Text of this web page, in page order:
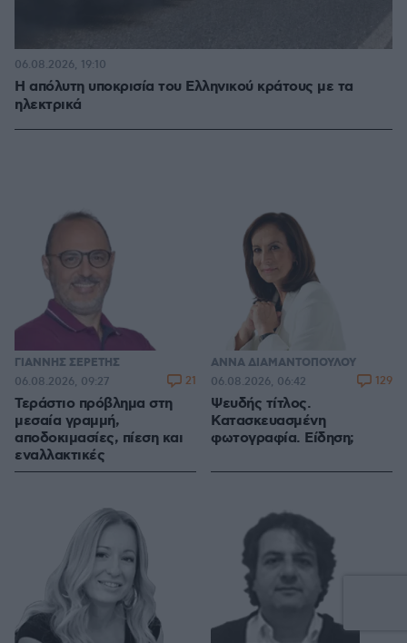
Η απόλυτη υποκρισία του Ελληνικού κράτους με τα
ηλεκτρικά
06.08.2026, 19:10
ΓΙΑΝΝΗΣ ΣΕΡΕΤΗΣ
Τεράστιο πρόβλημα στη
μεσαία γραμμή,
αποδοκιμασίες, πίεση και
εναλλακτικές
06.08.2026, 09:27 21
ΑΝΝΑ ΔΙΑΜΑΝΤΟΠΟΥΛΟΥ
Ψευδής τίτλος.
Κατασκευασμένη
φωτογραφία. Είδηση;
06.08.2026, 06:42 129